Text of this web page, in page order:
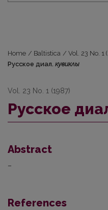
Home / Baltistica / Vol. 23 No. 1
Русское диал. кувиклы
Vol. 23 No. 1 (1987)
Русское
Abstract
–
References